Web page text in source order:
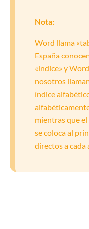
Nota:
Word llama
España
«índice» y
nosotros
índice
mientras que
se coloca al
directos a